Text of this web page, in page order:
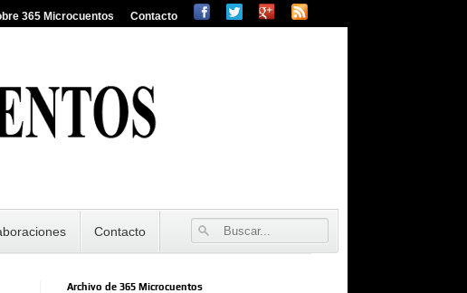
365 Microcuentos Contacto
Contacto
Archivo de 365 Microcuentos